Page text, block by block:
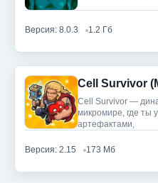
Версия: 8.0.3 1.2 Гб
Cell Survivor
Cell Survivor —
микромире, где ты
артефактами,
Версия: 2.15 173 Мб